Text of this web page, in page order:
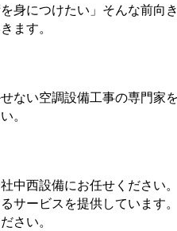
身につけたい」そんな前向
ます。
い空調設備工事の専門家
。
中西設備にお任せください。
サービスを提供しています。
さい。